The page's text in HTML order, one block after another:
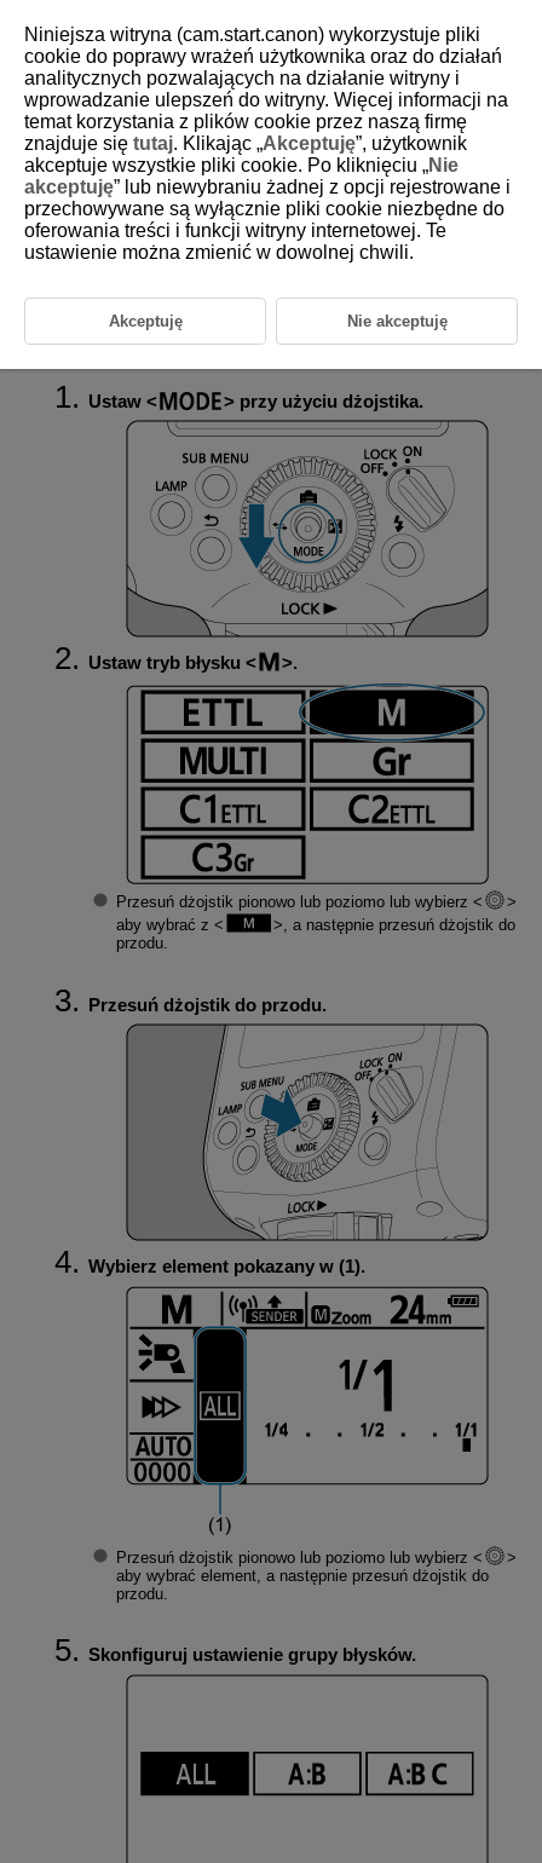
D255-038
Fotografowanie z wieloma
bezprzewodowymi lampami
błyskowymi z proporcją błysku
W tej części opisano bezprzewodowe fotografowanie z wieloma
każdej grupy błysków efekt lampy można ustawić w zakresie 1/1 (pełna
moc) do 1/1024 mocy, w przedziałach co 1/3 stopnia. Wszystkie
ustawienia konfiguruje się w nadajniku.
Ustaw przy użyciu dżojstika.
Ustaw tryb błysku .
Przesuń dżojstik pionowo lub poziomo lub wybierz
aby wybrać z
, a następnie przesuń dżojstik do
przodu.
Przesuń dżojstik do przodu.
Wybierz element pokazany w (1).
Przesuń dżojstik pionowo lub poziomo lub wybierz
aby wybrać element, a następnie przesuń dżojstik do
przodu.
Skonfiguruj ustawienie grupy błysków.
Niniejsza witryna (cam.start.canon) wykorzystuje pliki
cookie do poprawy wrażeń użytkownika oraz do działań
analitycznych pozwalających na działanie witryny i
wprowadzanie ulepszeń do witryny. Więcej informacji na
temat korzystania z plików cookie przez naszą firmę
znajduje się tutaj. Klikając „Akceptuję”, użytkownik
akceptuje wszystkie pliki cookie. Po kliknięciu „Nie
akceptuję” lub niewybraniu żadnej z opcji rejestrowane i
przechowywane są wyłącznie pliki cookie niezbędne do
oferowania treści i funkcji witryny internetowej. Te
ustawienie można zmienić w dowolnej chwili.
Akceptuję Nie akceptuję